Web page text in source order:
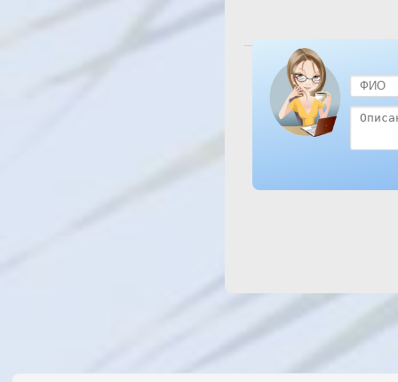
Посмотреть отель El